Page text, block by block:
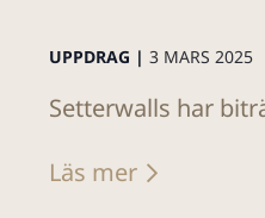
UPPDRAG | 3 MARS 2025
Setterwalls har
Läs mer